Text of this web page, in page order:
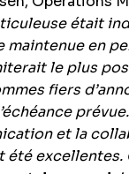
était
en
le plus
fiers
et la
été